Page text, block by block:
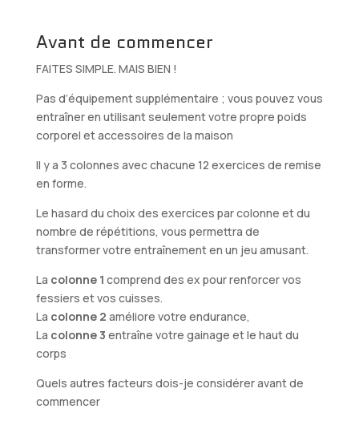
Avant de commencer
FAITES SIMPLE. MAIS BIEN !
Pas d’équipement supplémentaire ; vous pouvez vous
entraîner en utilisant seulement votre propre poids
corporel et accessoires de la maison
Il y a 3 colonnes avec chacune 12 exercices de remise
en forme.
Le hasard du choix des exercices par colonne et du
nombre de répétitions, vous permettra de
transformer votre entraînement en un jeu amusant.
La colonne 1 comprend des ex pour renforcer vos
fessiers et vos cuisses.
La colonne 2 améliore votre endurance,
La colonne 3 entraîne votre gainage et le haut du
corps
Quels autres facteurs dois-je considérer avant de
commencer